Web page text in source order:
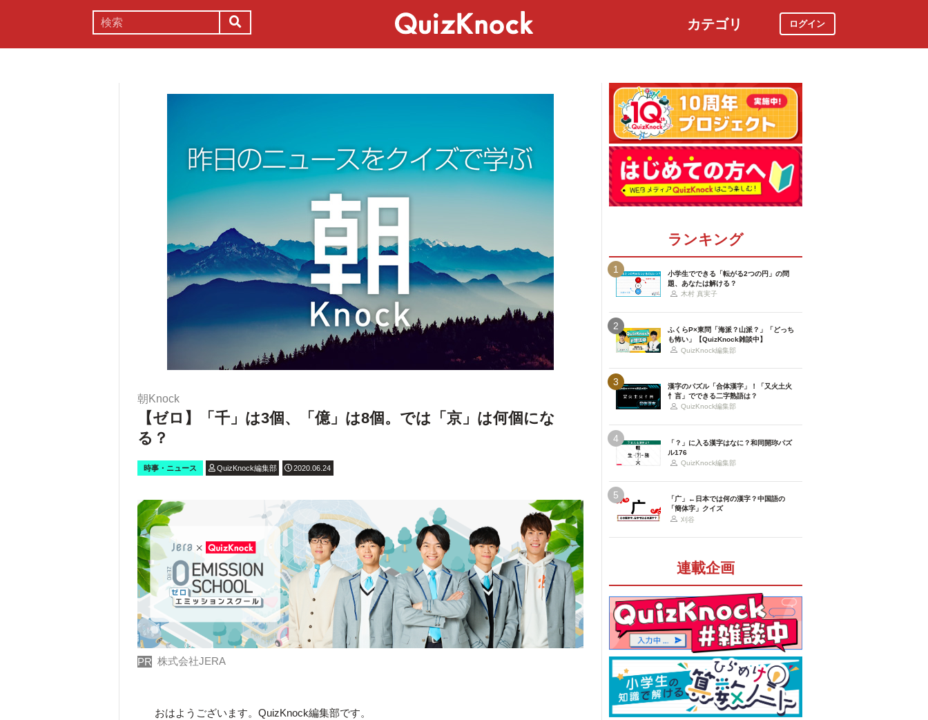
カテゴリ ログイン
朝Knock
【ゼロ】「千」は3個、「億」は8個。では「京」は何個にな
る？
時事・ニュース QuizKnock編集部 2020.06.24
PR 株式会社JERA
おはようございます。QuizKnock編集部です。
ランキング
1
小学生でできる「転がる2つの円」の問
題、あなたは解ける？
木村 真実子
2
ふくらP×東問「海派？山派？」「どっち
も怖い」【QuizKnock雑談中】
QuizKnock編集部
3
漢字のパズル「合体漢字」！「又火土火
忄言」でできる二字熟語は？
QuizKnock編集部
4
「？」に入る漢字はなに？和同開珎パズ
ル176
QuizKnock編集部
5
「广」←日本では何の漢字？中国語の
「簡体字」クイズ
刈谷
連載企画